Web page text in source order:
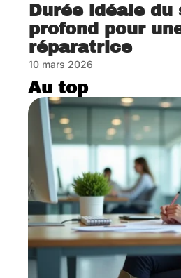
Durée idéale du
profond pour
réparatrice
10 mars 2026
Au top